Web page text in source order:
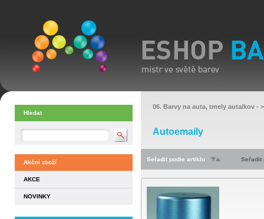
Hledat
Akční zboží
AKCE
NOVINKY
06. Barvy na auta, tmely auta/kov -
Autoemaily
Seřadit podle artiklu Seřadit